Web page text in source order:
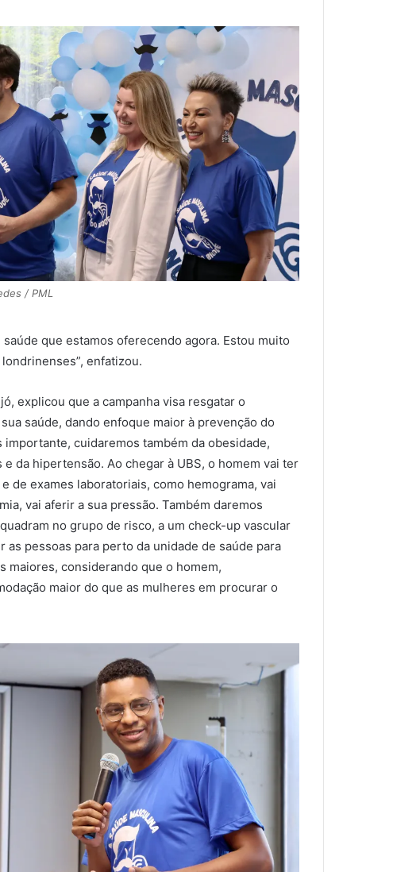
/ PML
que estamos oferecendo agora. Estou muito
enfatizou.
explicou que a campanha visa resgatar o
saúde, dando enfoque maior à prevenção do
importante, cuidaremos também da obesidade,
da hipertensão. Ao chegar à UBS, o homem vai ter
de exames laboratoriais, como hemograma, vai
vai aferir a sua pressão. Também daremos
no grupo de risco, a um check-up vascular
as pessoas para perto da unidade de saúde para
maiores, considerando que o homem,
maior do que as mulheres em procurar o